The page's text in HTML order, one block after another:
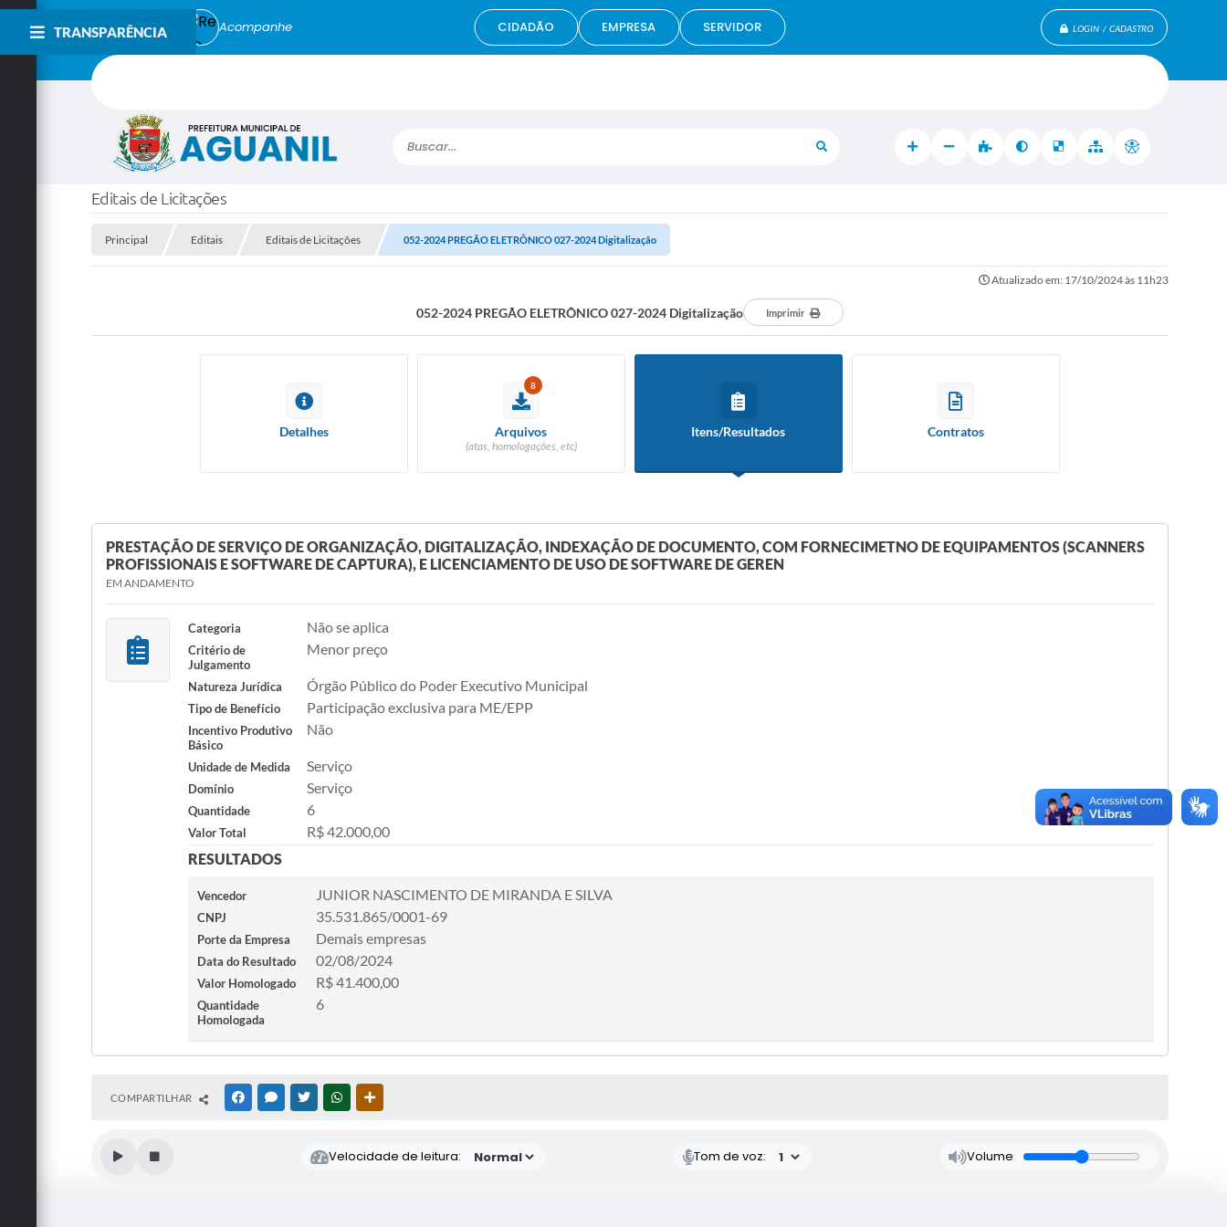
LOGIN / CADASTRO
Buscar...
Acompanhe CIDADÃO EMPRESA SERVIDOR
TRANSPARÊNCIA
Editais de Licitações
Principal Editais Editais de Licitações 052-2024 PREGÃO ELETRÔNICO 027-2024 Digitalização
Atualizado em: 17/10/2024 às 11h23
052-2024 PREGÃO ELETRÔNICO 027-2024 Digitalização Imprimir
Detalhes
8
Arquivos
(atas, homologações, etc)
Itens/Resultados Contratos
PRESTAÇÃO DE SERVIÇO DE ORGANIZAÇÃO, DIGITALIZAÇÃO, INDEXAÇÃO DE DOCUMENTO, COM FORNECIMETNO DE EQUIPAMENTOS (SCANNERS
PROFISSIONAIS E SOFTWARE DE CAPTURA), E LICENCIAMENTO DE USO DE SOFTWARE DE GEREN
EM ANDAMENTO
Categoria Não se aplica
Critério de
Julgamento
Menor preço
Natureza Jurídica Órgão Público do Poder Executivo Municipal
Tipo de Benefício Participação exclusiva para ME/EPP
Incentivo Produtivo
Básico
Não
Unidade de Medida Serviço
Domínio Serviço
Quantidade 6
Valor Total
R$ 42.000,00
RESULTADOS
Vencedor JUNIOR NASCIMENTO DE MIRANDA E SILVA
CNPJ 35.531.865/0001-69
Porte da Empresa Demais empresas
Data do Resultado 02/08/2024
Valor Homologado R$ 41.400,00
Quantidade
Homologada
6
COMPARTILHAR FACEBOOKMESSENGER
TWITTERWHATSAPP
Velocidade de leitura: Tom de voz: Volume